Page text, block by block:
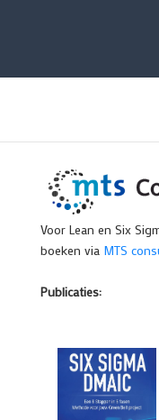
Voor Lean en Six
boeken via MTS
Publicaties: